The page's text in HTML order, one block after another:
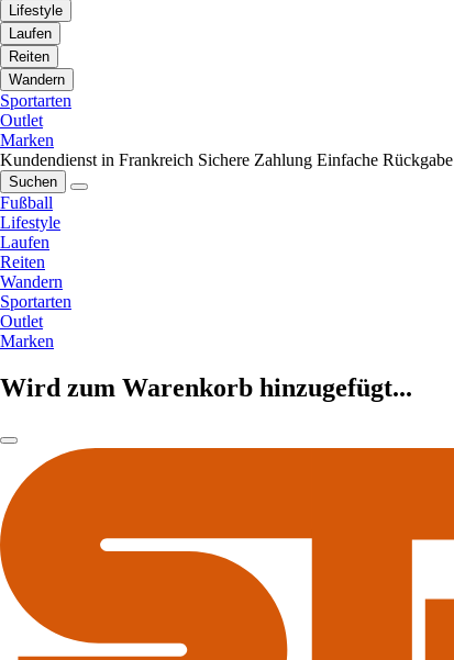
Lifestyle
Laufen
Reiten
Wandern
Sportarten
Outlet
Marken
Kundendienst in Frankreich Sichere Zahlung Einfache Rückgabe
Suchen
Fußball
Lifestyle
Laufen
Reiten
Wandern
Sportarten
Outlet
Marken
Wird zum Warenkorb hinzugefügt...